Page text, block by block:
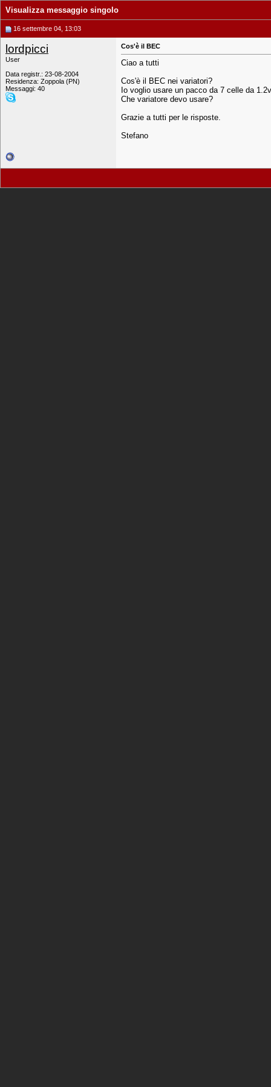
Visualizza messaggio singolo
16 settembre 04, 13:03
lordpicci
User
Data registr.: 23-08-2004
Residenza: Zoppola (PN)
Messaggi: 40
Cos'è il BEC
Ciao a tutti
Cos'è il BEC nei variatori?
Io voglio usare un pacco da 7 celle da
Che variatore devo usare?
Grazie a tutti per le risposte.
Stefano